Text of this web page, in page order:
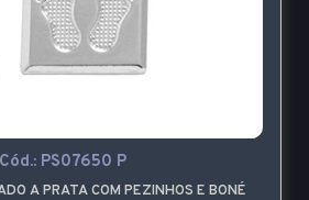
Cód.: PS07650 P
A PRATA COM PEZINHOS E BONÉ